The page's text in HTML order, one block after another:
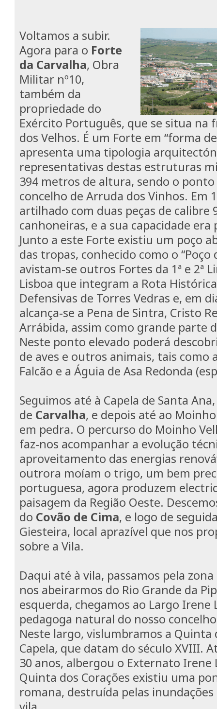
Voltamos a subir.
Agora para o Forte
da Carvalha, Obra
Militar nº10,
também da
propriedade do
Exército Português, que se situa na
dos Velhos. É um Forte em “forma
apresenta uma tipologia
representativas destas estruturas
394 metros de altura, sendo o
concelho de Arruda dos Vinhos. Em
artilhado com duas peças de calibre
canhoneiras, e a sua capacidade era
Junto a este Forte existiu um poço
das tropas, conhecido como o “Poço
avistam-se outros Fortes da 1ª e 2ª
Lisboa que integram a Rota
Defensivas de Torres Vedras e, em
alcança-se a Pena de Sintra, Cristo
Arrábida, assim como grande parte
Neste ponto elevado poderá
de aves e outros animais, tais como
Falcão e a Águia de Asa Redonda
Seguimos até à Capela de Santa
de Carvalha, e depois até ao
em pedra. O percurso do Moinho
faz-nos acompanhar a evolução
aproveitamento das energias
outrora moíam o trigo, um bem
portuguesa, agora produzem
paisagem da Região Oeste.
do Covão de Cima, e logo de
Giesteira, local aprazível que nos
sobre a Vila.
Daqui até à vila, passamos pela
nos abeirarmos do Rio Grande da
esquerda, chegamos ao Largo Irene
pedagoga natural do nosso
Neste largo, vislumbramos a Quinta
Capela, que datam do século XVIII.
30 anos, albergou o Externato Irene
Quinta dos Corações existiu uma
romana, destruída pelas